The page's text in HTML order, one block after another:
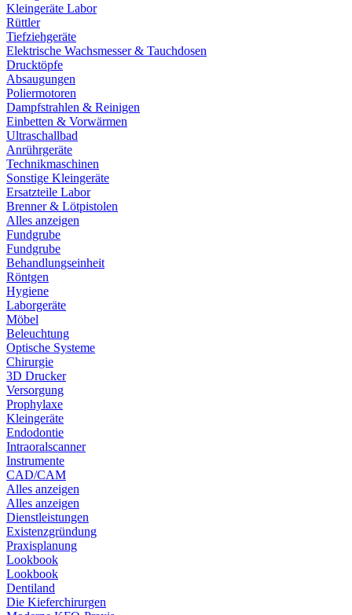
Kleingeräte Labor
Rüttler
Tiefziehgeräte
Elektrische Wachsmesser & Tauchdosen
Drucktöpfe
Absaugungen
Poliermotoren
Dampfstrahlen & Reinigen
Einbetten & Vorwärmen
Ultraschallbad
Anrührgeräte
Technikmaschinen
Sonstige Kleingeräte
Ersatzteile Labor
Brenner & Lötpistolen
Alles anzeigen
Fundgrube
Fundgrube
Behandlungseinheit
Röntgen
Hygiene
Laborgeräte
Möbel
Beleuchtung
Optische Systeme
Chirurgie
3D Drucker
Versorgung
Prophylaxe
Kleingeräte
Endodontie
Intraoralscanner
Instrumente
CAD/CAM
Alles anzeigen
Alles anzeigen
Dienstleistungen
Existenzgründung
Praxisplanung
Lookbook
Lookbook
Dentiland
Die Kieferchirurgen